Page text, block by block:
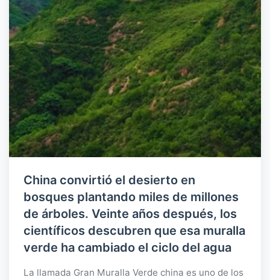
China convirtió el desierto en
bosques plantando miles de millones
de árboles. Veinte años después, los
científicos descubren que esa muralla
verde ha cambiado el ciclo del agua
La llamada Gran Muralla Verde china es uno de los